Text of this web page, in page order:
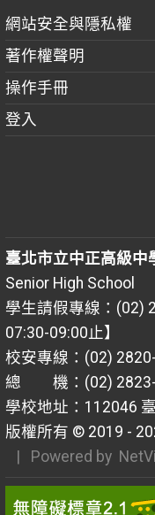
網站安全與隱私權
著作權聲明
操作手冊
登入
臺北市立中正高級中
Senior High School
學生請假專線：(02)
07:30-09:00止】
校安專線：(02)
總 機：(02) 2823-
學校地址：112046
版權所有 © 2019 -
| Powered by